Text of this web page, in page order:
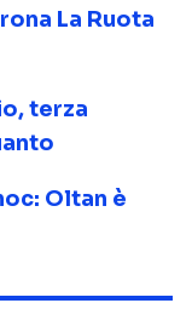
La Ruota
terza
Oltan è